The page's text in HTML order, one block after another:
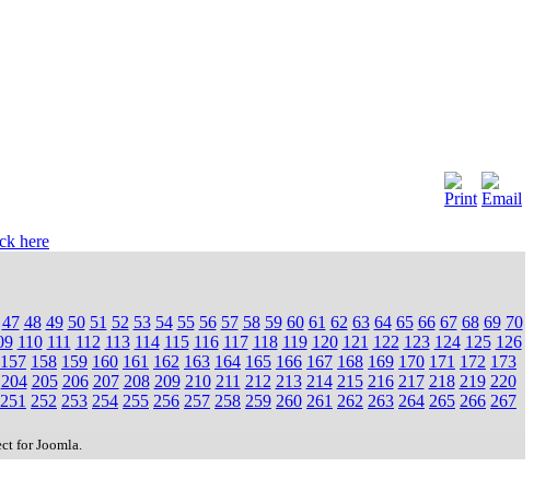
here
47 48 49 50 51 52 53 54 55 56 57 58 59 60 61 62 63 64 65 66 67 68 69 70
110 111 112 113 114 115 116 117 118 119 120 121 122 123 124 125 126
157 158 159 160 161 162 163 164 165 166 167 168 169 170 171 172 173
204 205 206 207 208 209 210 211 212 213 214 215 216 217 218 219 220
251 252 253 254 255 256 257 258 259 260 261 262 263 264 265 266 267
for Joomla.